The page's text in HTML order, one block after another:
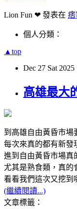
Lion Fun ❤ 發表在 痞
個人分類：
▲top
Dec 27 Sat 2025
高雄最大
到高雄自由黃昏市場
每次來真的都有新發
進到自由黃昏市場真
尤其是熟食類，真的
看看我們這次又挖到
(繼續閱讀...)
文章標籤：